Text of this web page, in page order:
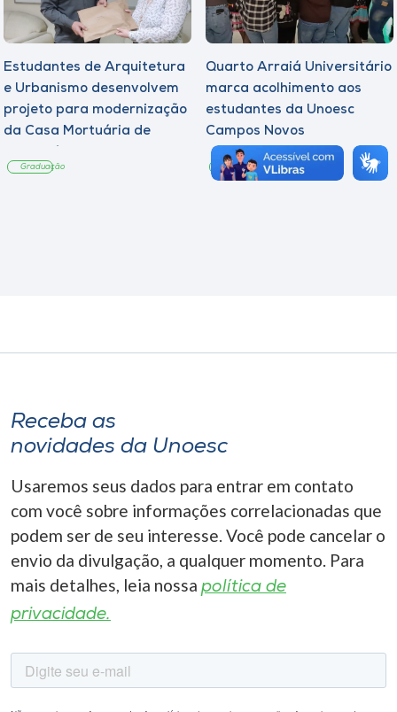
Estudantes de Arquitetura
e Urbanismo desenvolvem
projeto para modernização
da Casa Mortuária de
Graduação
Quarto Arraiá Universitário
marca acolhimento aos
estudantes da Unoesc
Campos Novos
Graduação Notícia
Receba as
novidades da Unoesc
Usaremos seus dados para entrar em contato
com você sobre informações correlacionadas que
podem ser de seu interesse. Você pode cancelar o
envio da divulgação, a qualquer momento. Para
mais detalhes, leia nossa política de
privacidade.